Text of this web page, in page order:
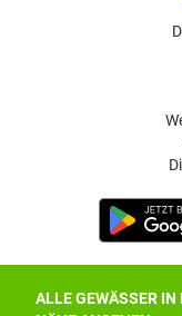
ALLE GEWÄSSER IN